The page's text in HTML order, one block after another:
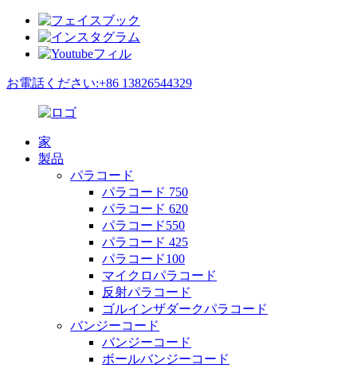
お電話ください:+86 13826544329
家
製品
パラコード
パラコード 750
パラコード 620
パラコード550
パラコード 425
パラコード100
マイクロパラコード
反射パラコード
ゴルインザダークパラコード
バンジーコード
バンジーコード
ボールバンジーコード